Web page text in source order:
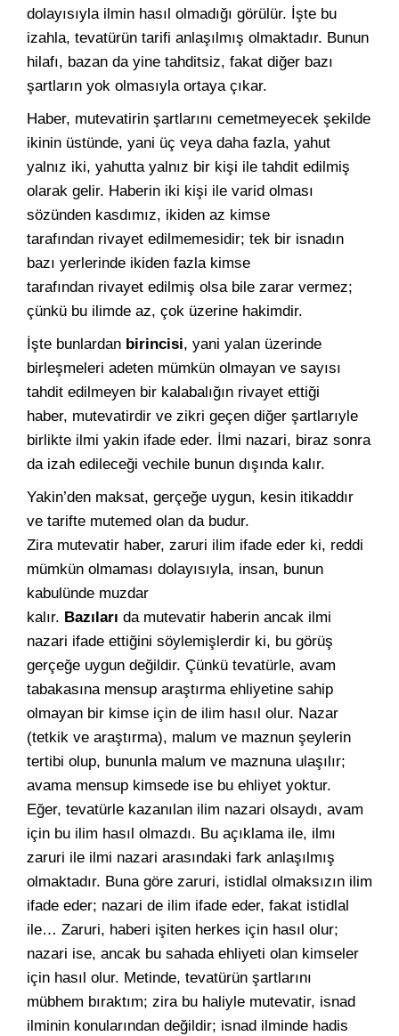
dolayısıyla ilmin hasıl olmadığı görülür. İşte bu
izahla, tevatürün tarifi anlaşılmış olmaktadır. Bunun
hilafı, bazan da yine tahditsiz, fakat diğer bazı
şartların yok olmasıyla ortaya çıkar.
Haber, mutevatirin şartlarını cemetmeyecek şekilde
ikinin üstünde, yani üç veya daha fazla, yahut
yalnız iki, yahutta yalnız bir kişi ile tahdit edilmiş
olarak gelir. Haberin iki kişi ile varid olması
sözünden kasdımız, ikiden az kimse
tarafından rivayet edilmemesidir; tek bir isnadın
bazı yerlerinde ikiden fazla kimse
tarafından rivayet edilmiş olsa bile zarar vermez;
çünkü bu ilimde az, çok üzerine hakimdir.
İşte bunlardan birincisi, yani yalan üzerinde
birleşmeleri adeten mümkün olmayan ve sayısı
tahdit edilmeyen bir kalabalığın rivayet ettiği
haber, mutevatirdir ve zikri geçen diğer şartlarıyle
birlikte ilmi yakin ifade eder. İlmi nazari, biraz sonra
da izah edileceği vechile bunun dışında kalır.
Yakin’den maksat, gerçeğe uygun, kesin itikaddır
ve tarifte mutemed olan da budur.
Zira mutevatir haber, zaruri ilim ifade eder ki, reddi
mümkün olmaması dolayısıyla, insan, bunun
kabulünde muzdar
kalır. Bazıları da mutevatir haberin ancak ilmi
nazari ifade ettiğini söylemişlerdir ki, bu görüş
gerçeğe uygun değildir. Çünkü tevatürle, avam
tabakasına mensup araştırma ehliyetine sahip
olmayan bir kimse için de ilim hasıl olur. Nazar
(tetkik ve araştırma), malum ve maznun şeylerin
tertibi olup, bununla malum ve maznuna ulaşılır;
avama mensup kimsede ise bu ehliyet yoktur.
Eğer, tevatürle kazanılan ilim nazari olsaydı, avam
için bu ilim hasıl olmazdı. Bu açıklama ile, ilmı
zaruri ile ilmi nazari arasındaki fark anlaşılmış
olmaktadır. Buna göre zaruri, istidlal olmaksızın ilim
ifade eder; nazari de ilim ifade eder, fakat istidlal
ile… Zaruri, haberi işiten herkes için hasıl olur;
nazari ise, ancak bu sahada ehliyeti olan kimseler
için hasıl olur. Metinde, tevatürün şartlarını
mübhem bıraktım; zira bu haliyle mutevatir, isnad
ilminin konularından değildir; isnad ilminde hadis